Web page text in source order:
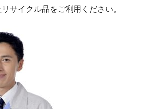
サイクル品をご利用ください。